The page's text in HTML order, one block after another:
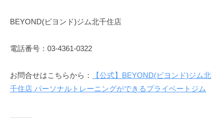
BEYOND(ビヨンド)ジム北千住店
電話番号：03-4361-0322
お問合せはこちらから：
【公式】BEYOND(ビヨンド)ジム北
千住店 パーソナルトレーニングができるプライベートジム